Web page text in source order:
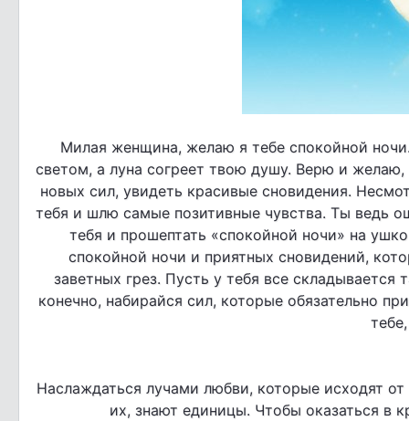
Милая женщина, желаю я тебе спокойной
светом, а луна согреет твою душу. Верю и
новых сил, увидеть красивые сновидения.
тебя и шлю самые позитивные чувства. Ты ведь
тебя и прошептать «спокойной ночи» на
спокойной ночи и приятных сновидений,
заветных грез. Пусть у тебя все
конечно, набирайся сил, которые обязательно
Наслаждаться лучами любви, которые исходят
их, знают единицы. Чтобы оказаться в